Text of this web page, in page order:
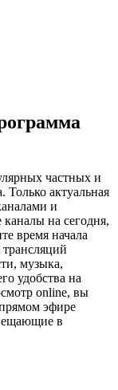
частных и
Только актуальная
и
на сегодня,
время начала
музыка,
удобства на
online, вы
прямом эфире
в